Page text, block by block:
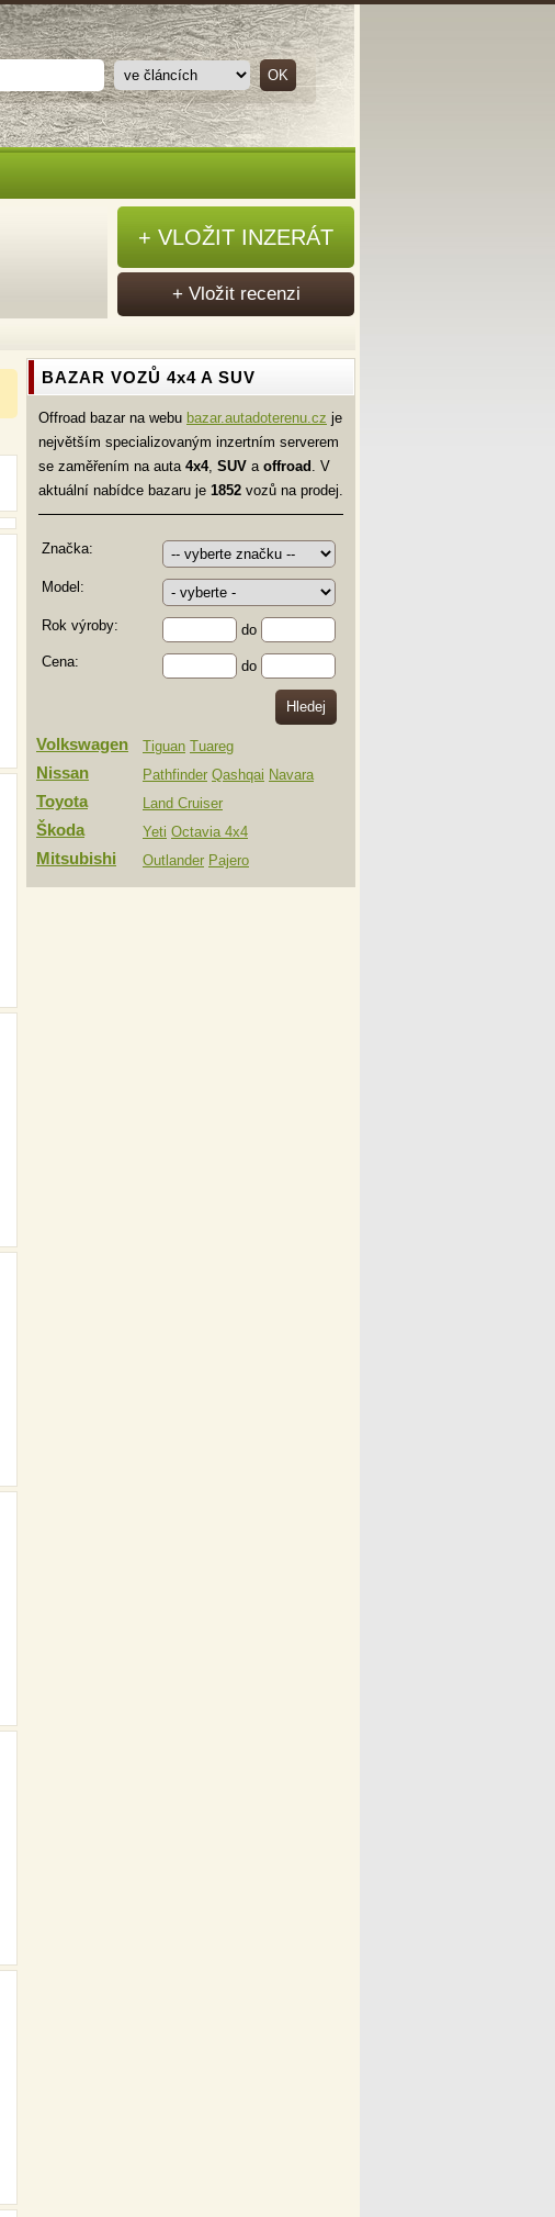
BAZAR VOZŮ 4x4 A SUV
Offroad bazar na webu bazar.autadoterenu.cz je
největším specializovaným inzertním serverem
se zaměřením na auta 4x4, SUV a offroad . V
aktuální nabídce bazaru je 1852 vozů na prodej.
Značka:
Model:
Rok výroby:
do
Cena:
do
Volkswagen Tiguan Tuareg
Nissan Pathfinder Qashqai Navara
Toyota Land Cruiser
Škoda Yeti Octavia 4x4
Mitsubishi Outlander Pajero
+ VLOŽIT INZERÁT
+ Vložit recenzi